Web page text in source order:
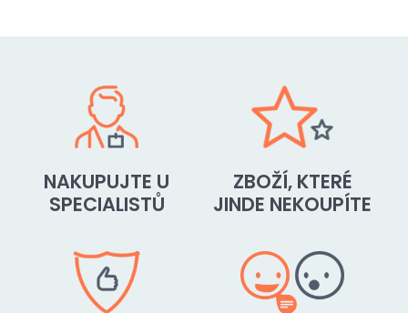
NAKUPUJTE U
SPECIALISTŮ
ZBOŽÍ, KTERÉ
JINDE NEKOUPÍTE